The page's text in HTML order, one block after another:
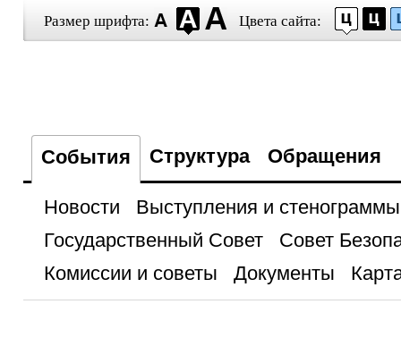
Размер шрифта: Цвета сайта:
События Структура Обращения
Новости
Выступления и стенограммы
Государственный Совет
Совет
Комиссии и советы
Документы